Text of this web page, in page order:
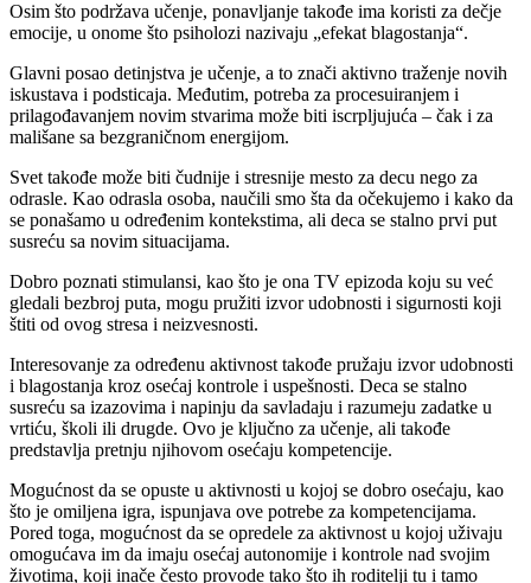
Osim što podržava učenje, ponavljanje takođe ima koristi za dečje
emocije, u onome što psiholozi nazivaju „efekat blagostanja“.
Glavni posao detinjstva je učenje, a to znači aktivno traženje novih
iskustava i podsticaja. Međutim, potreba za procesuiranjem i
prilagođavanjem novim stvarima može biti iscrpljujuća – čak i za
mališane sa bezgraničnom energijom.
Svet takođe može biti čudnije i stresnije mesto za decu nego za
odrasle. Kao odrasla osoba, naučili smo šta da očekujemo i kako da
se ponašamo u određenim kontekstima, ali deca se stalno prvi put
susreću sa novim situacijama.
Dobro poznati stimulansi, kao što je ona TV epizoda koju su već
gledali bezbroj puta, mogu pružiti izvor udobnosti i sigurnosti koji
štiti od ovog stresa i neizvesnosti.
Interesovanje za određenu aktivnost takođe pružaju izvor udobnosti
i blagostanja kroz osećaj kontrole i uspešnosti. Deca se stalno
susreću sa izazovima i napinju da savladaju i razumeju zadatke u
vrtiću, školi ili drugde. Ovo je ključno za učenje, ali takođe
predstavlja pretnju njihovom osećaju kompetencije.
Mogućnost da se opuste u aktivnosti u kojoj se dobro osećaju, kao
što je omiljena igra, ispunjava ove potrebe za kompetencijama.
Pored toga, mogućnost da se opredele za aktivnost u kojoj uživaju
omogućava im da imaju osećaj autonomije i kontrole nad svojim
životima, koji inače često provode tako što ih roditelji tu i tamo